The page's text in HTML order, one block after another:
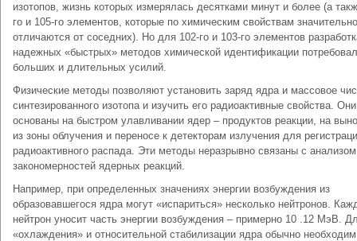
изотопов, жизнь которых измерялась десятками минут и более (а
го и 105-го элементов, которые по химическим свойствам значительно
отличаются от соседних). Но для 102-го и 103-го элементов
надежных «быстрых» методов химической идентификации
больших и длительных усилий.
Физические методы позволяют установить заряд ядра и массовое
синтезированного изотопа и изучить его радиоактивные свойства. Они
основаны на быстром улавливании ядер – продуктов реакции, на
из зоны облучения и переносе к детекторам излучения для
радиоактивного распада. Эти методы неразрывно связаны с анализом
закономерностей ядерных реакций.
Например, при определенных значениях энергии возбуждения из
образовавшегося ядра могут «испариться» несколько нейтронов.
нейтрон уносит часть энергии возбуждения – примерно 10 .12 МэВ.
«охлаждения» и относительной стабилизации ядра обычно